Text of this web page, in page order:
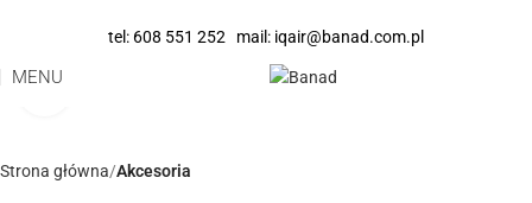
tel: 608 551 252 mail: iqair@banad.com.pl
MENU
Strona główna Akcesoria